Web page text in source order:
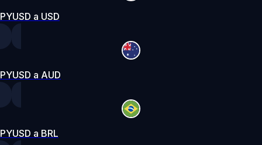
PYUSD a USD
PYUSD a AUD
PYUSD a BRL